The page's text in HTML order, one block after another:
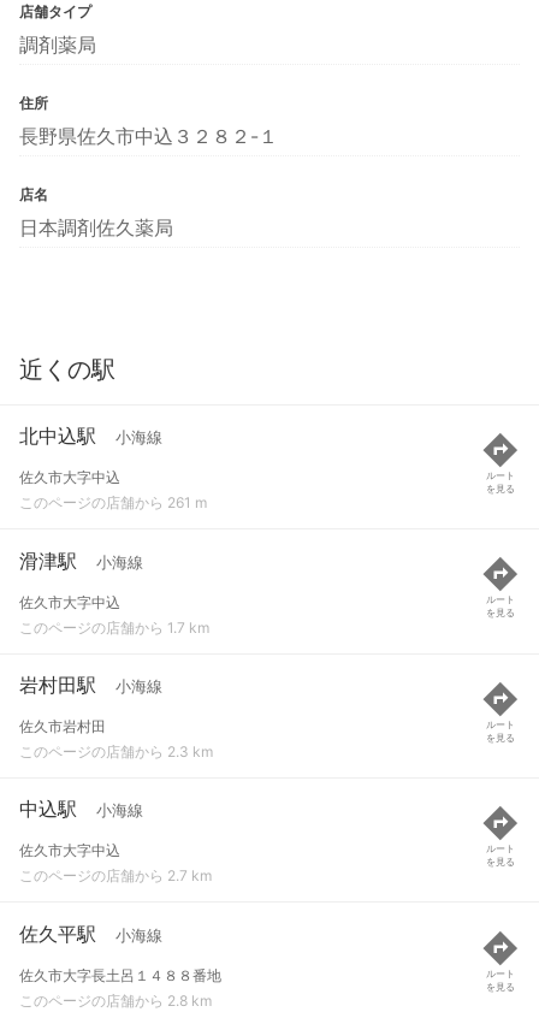
店舗タイプ
調剤薬局
住所
長野県佐久市中込３２８２-１
店名
日本調剤佐久薬局
近くの駅
北中込駅 小海線
佐久市大字中込
このページの店舗から 261 m
ルート
を見る
滑津駅 小海線
佐久市大字中込
このページの店舗から 1.7 km
ルート
を見る
岩村田駅 小海線
佐久市岩村田
このページの店舗から 2.3 km
ルート
を見る
中込駅 小海線
佐久市大字中込
このページの店舗から 2.7 km
ルート
を見る
佐久平駅 小海線
佐久市大字長土呂１４８８番地
このページの店舗から 2.8 km
ルート
を見る